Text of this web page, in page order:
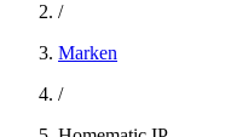
/
Marken
/